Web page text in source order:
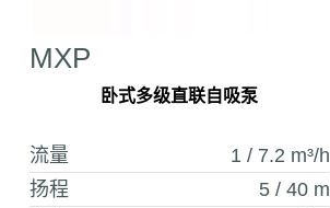
MXP
卧式多级直联自吸泵
流量 1 / 7.2 m³/h
扬程
5 / 40 m